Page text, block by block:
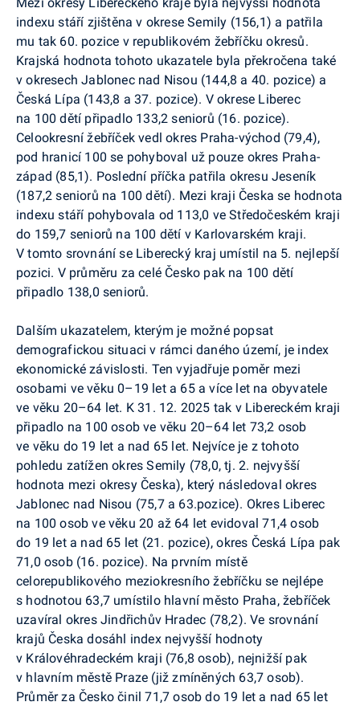
Mezi okresy Libereckého kraje byla nejvyšší hodnota
indexu stáří zjištěna v okrese Semily (156,1) a patřila
mu tak 60. pozice v republikovém žebříčku okresů.
Krajská hodnota tohoto ukazatele byla překročena také
v okresech Jablonec nad Nisou (144,8 a 40. pozice) a
Česká Lípa (143,8 a 37. pozice). V okrese Liberec
na 100 dětí připadlo 133,2 seniorů (16. pozice).
Celookresní žebříček vedl okres Praha-východ (79,4),
pod hranicí 100 se pohyboval už pouze okres Praha-
západ (85,1). Poslední příčka patřila okresu Jeseník
(187,2 seniorů na 100 dětí). Mezi kraji Česka se hodnota
indexu stáří pohybovala od 113,0 ve Středočeském kraji
do 159,7 seniorů na 100 dětí v Karlovarském kraji.
V tomto srovnání se Liberecký kraj umístil na 5. nejlepší
pozici. V průměru za celé Česko pak na 100 dětí
připadlo 138,0 seniorů.
Dalším ukazatelem, kterým je možné popsat
demografickou situaci v rámci daného území, je index
ekonomické závislosti. Ten vyjadřuje poměr mezi
osobami ve věku 0–19 let a 65 a více let na obyvatele
ve věku 20–64 let. K 31. 12. 2025 tak v Libereckém kraji
připadlo na 100 osob ve věku 20–64 let 73,2 osob
ve věku do 19 let a nad 65 let. Nejvíce je z tohoto
pohledu zatížen okres Semily (78,0, tj. 2. nejvyšší
hodnota mezi okresy Česka), který následoval okres
Jablonec nad Nisou (75,7 a 63.pozice). Okres Liberec
na 100 osob ve věku 20 až 64 let evidoval 71,4 osob
do 19 let a nad 65 let (21. pozice), okres Česká Lípa pak
71,0 osob (16. pozice). Na prvním místě
celorepublikového meziokresního žebříčku se nejlépe
s hodnotou 63,7 umístilo hlavní město Praha, žebříček
uzavíral okres Jindřichův Hradec (78,2). Ve srovnání
krajů Česka dosáhl index nejvyšší hodnoty
v Královéhradeckém kraji (76,8 osob), nejnižší pak
v hlavním městě Praze (již zmíněných 63,7 osob).
Průměr za Česko činil 71,7 osob do 19 let a nad 65 let